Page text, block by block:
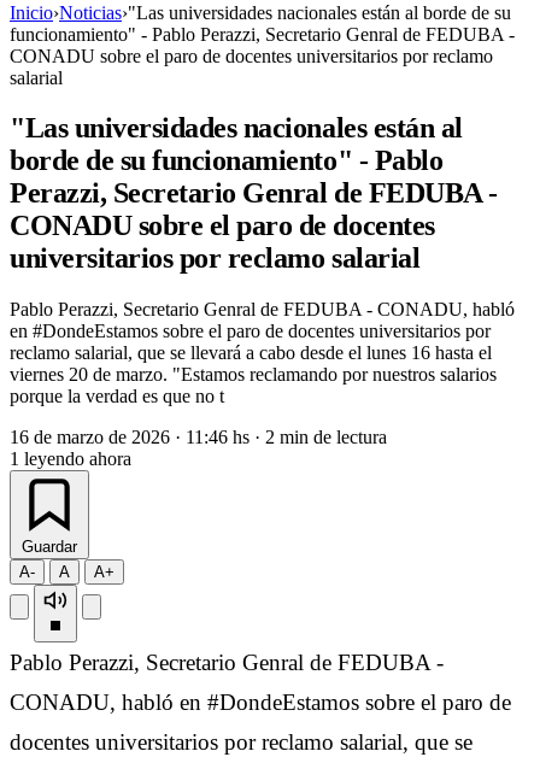
Inicio›Noticias›"Las universidades nacionales están al borde de su
funcionamiento" - Pablo Perazzi, Secretario Genral de FEDUBA -
CONADU sobre el paro de docentes universitarios por reclamo
salarial
"Las universidades nacionales están al
borde de su funcionamiento" - Pablo
Perazzi, Secretario Genral de FEDUBA -
CONADU sobre el paro de docentes
universitarios por reclamo salarial
Pablo Perazzi, Secretario Genral de FEDUBA - CONADU, habló
en #DondeEstamos sobre el paro de docentes universitarios por
reclamo salarial, que se llevará a cabo desde el lunes 16 hasta el
viernes 20 de marzo. "Estamos reclamando por nuestros salarios
porque la verdad es que no t
16 de marzo de 2026 · 11:46 hs · 2 min de lectura
1 leyendo ahora
Guardar
A-
A A+
Pablo Perazzi, Secretario Genral de FEDUBA -
CONADU, habló en #DondeEstamos sobre el paro de
docentes universitarios por reclamo salarial, que se